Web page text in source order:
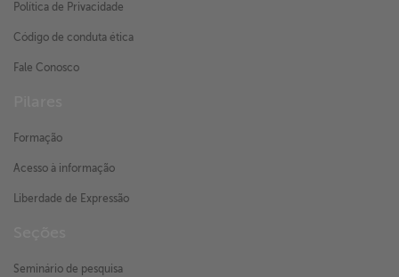
Política de Privacidade
Código de conduta ética
Fale Conosco
Formação
Acesso à informação
Liberdade de Expressão
Seminário de pesquisa